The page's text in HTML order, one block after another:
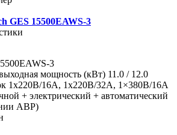
GES 15500EAWS-3
3
мощность (кВт) 11.0 / 12.0
1х220В/16A, 1х220В/32A, 1×380В/16A
+ электрический + автоматический
АВР)